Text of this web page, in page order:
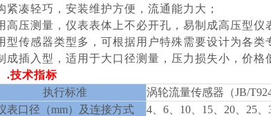
紧凑轻巧，安装维护方便，流通能力大；
高压测量，仪表表体上不必开孔，易制成高压型仪
型传感器类型多，可根据用户特殊需要设计为各
成插入型，适用于大口径测量，压力损失小，价格
.技术指标
执行标准
涡轮流量传感器（JB/
表口径（mm）及连接方式
4、6、10、15、20、25